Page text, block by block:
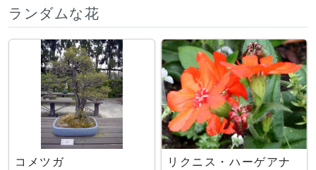
ランダムな花
コメツガ リクニス・ハーゲアナ